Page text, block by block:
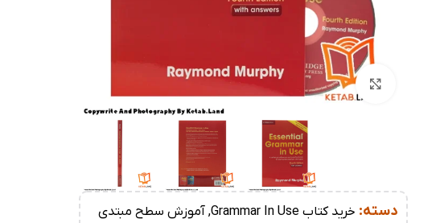
بزرگنمایی تصویر
دسته: خرید کتاب Grammar In Use , آموزش سطح مبتدی